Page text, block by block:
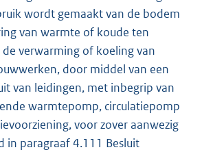
wordt gemaakt van de bodem
van warmte of koude ten
de verwarming of koeling van
door middel van een
van leidingen, met inbegrip van
warmtepomp, circulatiepomp
voor zover aanwezig
in paragraaf 4.111 Besluit